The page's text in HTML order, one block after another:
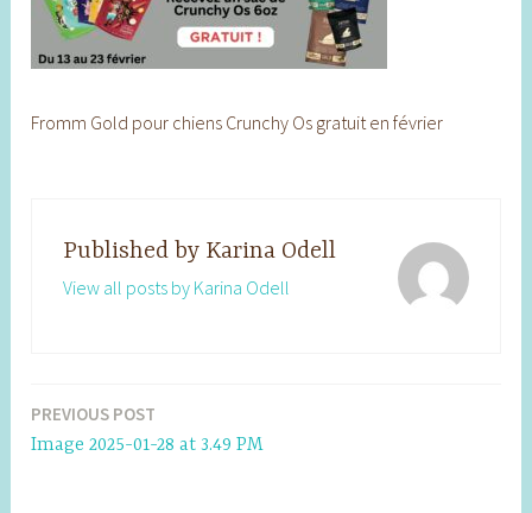
Fromm Gold pour chiens Crunchy Os gratuit en février
Published by Karina Odell
View all posts by Karina Odell
Post
navigation
PREVIOUS POST
Image 2025-01-28 at 3.49 PM